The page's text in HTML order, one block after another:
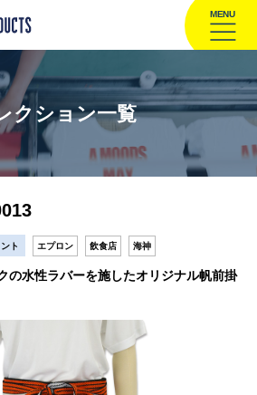
MENU
クション一覧
ト エプロン 飲食店 海神
の水性ラバーを施したオリジナル帆前掛